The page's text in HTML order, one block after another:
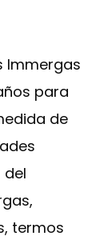
Immergas
para
de
del
termos